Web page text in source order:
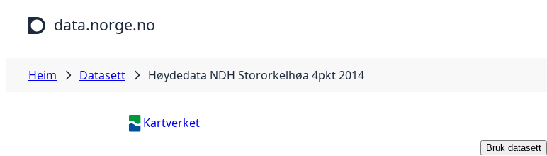
Hopp til hovudinnhald
data.norge.no
Heim Datasett Høydedata NDH Stororkelhøa 4pkt 2014
Kartverket
Bruk datasett